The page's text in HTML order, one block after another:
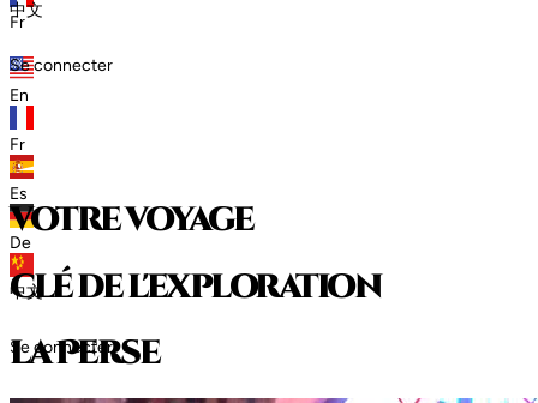
Fr
En
Fr
Es
De
中文
Se connecter
中文
Se connecter
votre voyage
clé de l'exploration
laPerse